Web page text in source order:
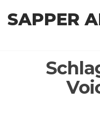
Inhalt
SAPPER